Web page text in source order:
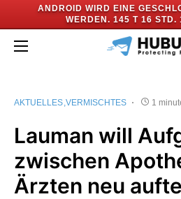
ANDROID WIRD EINE
WERDEN. 145 T 16 STD.
AKTUELLES VERMISCHTES 1
Lauman will
zwischen
Ärzten neu